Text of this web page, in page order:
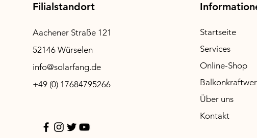
Filialstandort
Aachener Straße 121
52146 Würselen
info@solarfang.de
+49 (0) 17684795266
Startseite
Services
Online-Shop
Über uns
Kontakt